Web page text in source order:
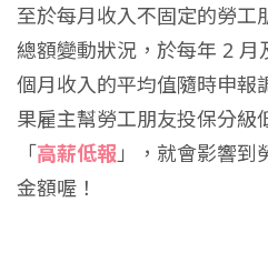
至於每月收入不固定的勞工
總額變動狀況，於每年 2
個月收入的平均值隨時申報
果雇主幫勞工朋友投保分級
「高薪低報 」，就會影響到
金額喔！